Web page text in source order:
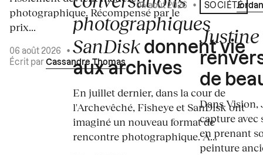
photographique. Récompensé par le
prix...
06 août 2026
•
Écrit par Cassandre Thomas
photographiques
SanDisk donnent vie
aux archives
En juillet dernier, dans la cour de
l'Archevêché, Fisheye et SanDisk ont
imaginé un nouveau format de
rencontre photographique. À...
04 août 2026 • Écrit par
SOCIÉTÉ
de
Dans
capture avec
en prenant
peinture